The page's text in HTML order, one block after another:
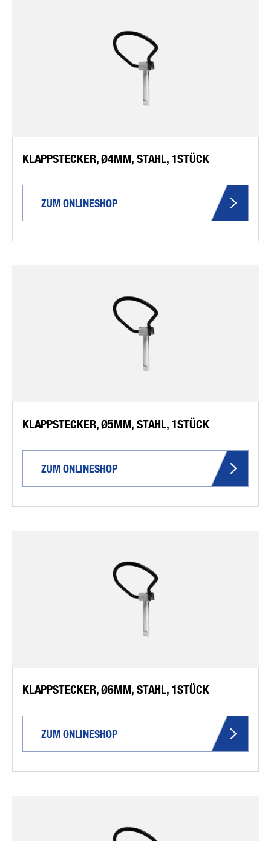
KLAPPSTECKER, Ø4MM, STAHL, 1STÜCK
ZUM ONLINESHOP
KLAPPSTECKER, Ø5MM, STAHL, 1STÜCK
ZUM ONLINESHOP
KLAPPSTECKER, Ø6MM, STAHL, 1STÜCK
ZUM ONLINESHOP